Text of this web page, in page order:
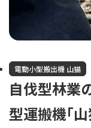
電動小型搬出機 山猫
自伐型林業
型運搬機「山